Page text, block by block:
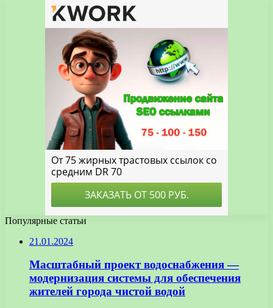
Популярные статьи
21.01.2024
Масштабный проект водоснабжения —
модернизация системы для обеспечения
жителей города чистой водой